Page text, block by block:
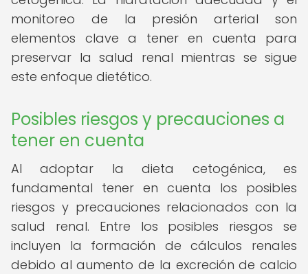
monitoreo de la presión arterial son
elementos clave a tener en cuenta para
preservar la salud renal mientras se sigue
este enfoque dietético.
Posibles riesgos y precauciones a
tener en cuenta
Al adoptar la dieta cetogénica, es
fundamental tener en cuenta los posibles
riesgos y precauciones relacionados con la
salud renal. Entre los posibles riesgos se
incluyen la formación de cálculos renales
debido al aumento de la excreción de calcio